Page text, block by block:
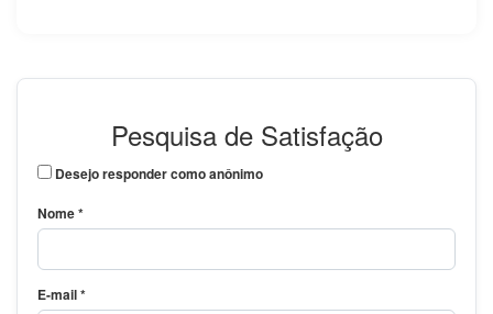
Pesquisa de Satisfação
Desejo responder como anônimo
Nome *
E-mail *